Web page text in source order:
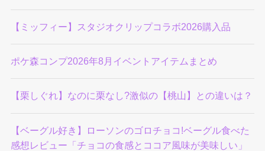
【ミッフィー】スタジオクリップコラボ2026購入品
ポケ森コンプ2026年8月イベントアイテムまとめ
【栗しぐれ】なのに栗なし?激似の【桃山】との違いは？
【ベーグル好き】ローソンのゴロチョコ!ベーグル食べた
感想レビュー「チョコの食感とココア風味が美味しい」